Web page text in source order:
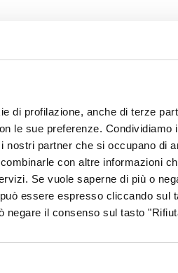
di profilazione, anche di terze
le sue preferenze.
nostri partner che si occupano di
con altre informazioni
Se vuole saperne di più o
essere espresso cliccando sul
negare il consenso sul tasto